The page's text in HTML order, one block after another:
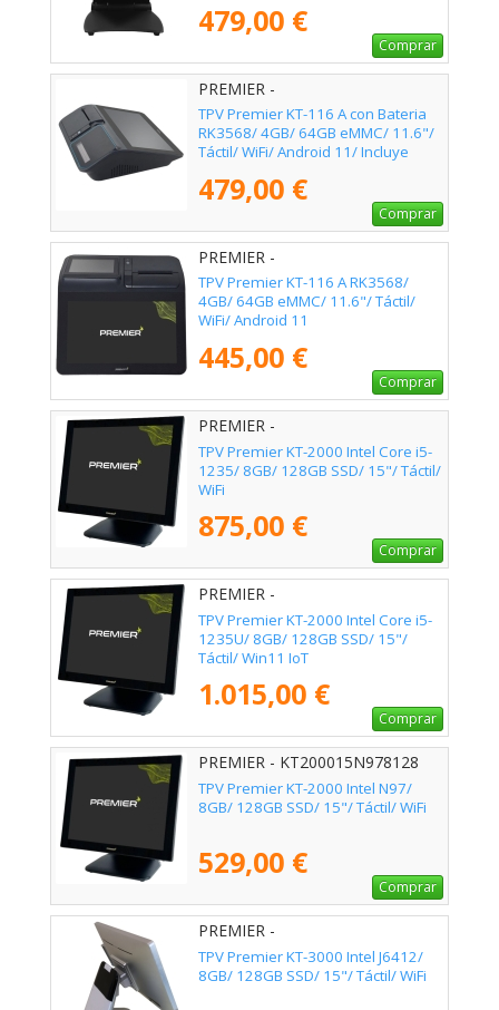
479,00 €
Comprar
PREMIER -
KT11611RK3568464P5B
TPV Premier KT-116 A con Bateria
RK3568/ 4GB/ 64GB eMMC/ 11.6"/
Táctil/ WiFi/ Android 11/ Incluye
479,00 €
Comprar
PREMIER -
KT116A11116RK356846480P5S
TPV Premier KT-116 A RK3568/
4GB/ 64GB eMMC/ 11.6"/ Táctil/
WiFi/ Android 11
445,00 €
Comprar
PREMIER -
KT200015I51235U8128
TPV Premier KT-2000 Intel Core i5-
1235/ 8GB/ 128GB SSD/ 15"/ Táctil/
WiFi
875,00 €
Comprar
PREMIER -
KT200015I51235U8128W11
TPV Premier KT-2000 Intel Core i5-
1235U/ 8GB/ 128GB SSD/ 15"/
Táctil/ Win11 IoT
1.015,00 €
Comprar
PREMIER - KT200015N978128
TPV Premier KT-2000 Intel N97/
8GB/ 128GB SSD/ 15"/ Táctil/ WiFi
529,00 €
Comprar
PREMIER -
KT300015CJ64128128WF
TPV Premier KT-3000 Intel J6412/
8GB/ 128GB SSD/ 15"/ Táctil/ WiFi